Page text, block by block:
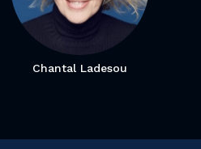
Chantal Ladesou